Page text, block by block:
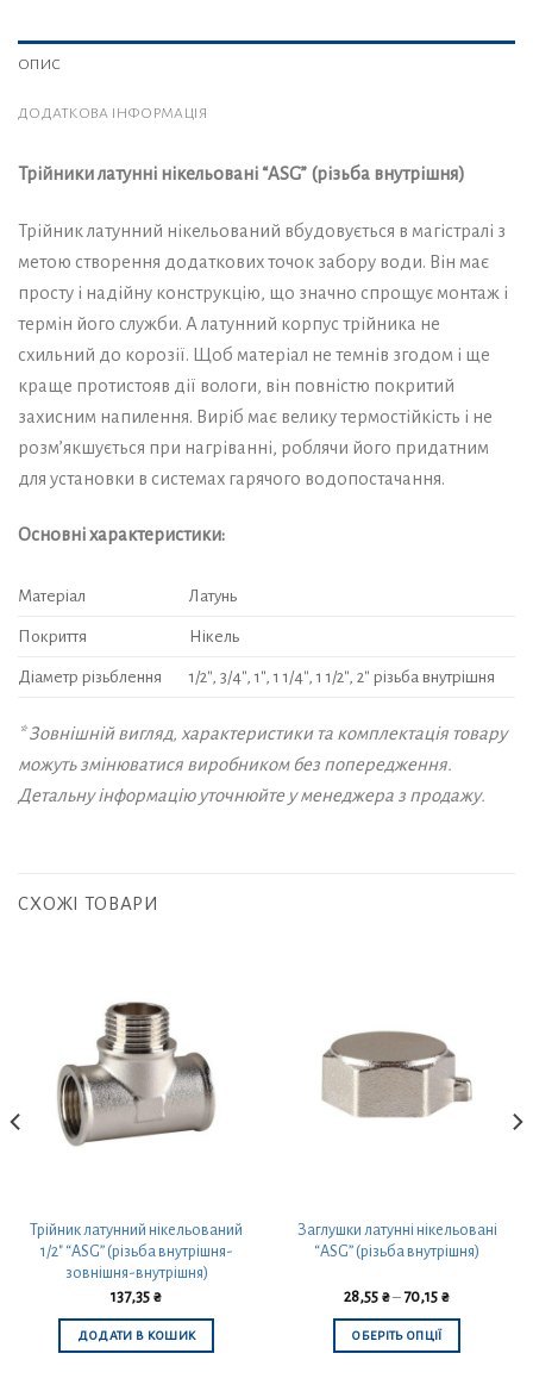
ОПИС
ДОДАТКОВА ІНФОРМАЦІЯ
Трійники латунні нікельовані “ASG” (різьба внутрішня)
Трійник латунний нікельований вбудовується в магістралі з
метою створення додаткових точок забору води. Він має
просту і надійну конструкцію, що значно спрощує монтаж і
термін його служби. А латунний корпус трійника не
схильний до корозії. Щоб матеріал не темнів згодом і ще
краще протистояв дії вологи, він повністю покритий
захисним напилення. Виріб має велику термостійкість і не
розм’якшується при нагріванні, роблячи його придатним
для установки в системах гарячого водопостачання.
Основні характеристики:
Матеріал Латунь
Покриття Нікель
Діаметр різьблення 1/2″, 3/4″, 1″, 1 1/4″, 1 1/2″, 2″ різьба внутрішня
* Зовнішній вигляд, характеристики та комплектація товару
можуть змінюватися виробником без попередження.
Детальну інформацію уточнюйте у менеджера з продажу.
СХОЖІ ТОВАРИ
Трійник латунний нікельований
1/2″ “ASG” (різьба внутрішня-
зовнішня-внутрішня)
137,35 ₴
ДОДАТИ В КОШИК
Заглушки латунні нікельовані
“ASG” (різьба внутрішня)
28,55 ₴–70,15 ₴
ОБЕРІТЬ ОПЦІЇ